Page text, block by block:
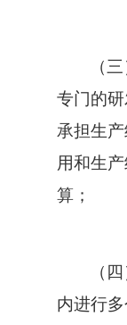
（
专门的
承担生
用和生
算；
（
内进行